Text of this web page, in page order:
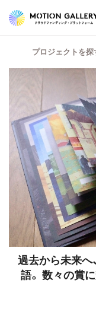
プロジェクトを探
過去から未来へ
語。 数々の賞